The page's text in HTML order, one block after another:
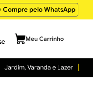
Compre pelo WhatsApp
Jardim, Varanda e Lazer